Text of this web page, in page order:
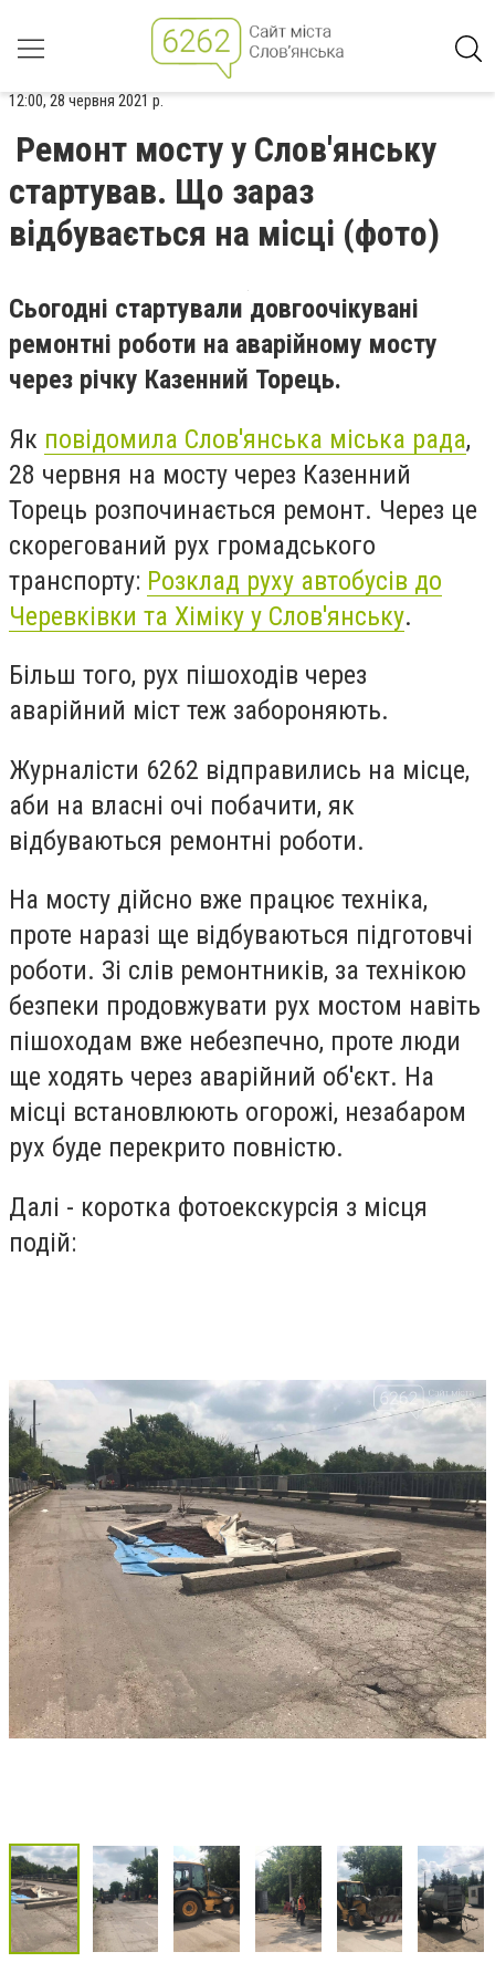
12:00, 28 червня 2021 р.
Ремонт мосту у Слов'янську
стартував. Що зараз
відбувається на місці (фото)
Сьогодні стартували довгоочікувані
ремонтні роботи на аварійному мосту
через річку Казенний Торець.
Як повідомила Слов'янська міська рада,
28 червня на мосту через Казенний
Торець розпочинається ремонт. Через це
скорегований рух громадського
транспорту: Розклад руху автобусів до
Черевківки та Хіміку у Слов'янську.
Більш того, рух пішоходів через
аварійний міст теж забороняють.
Журналісти 6262 відправились на місце,
аби на власні очі побачити, як
відбуваються ремонтні роботи.
На мосту дійсно вже працює техніка,
проте наразі ще відбуваються підготовчі
роботи. Зі слів ремонтників, за технікою
безпеки продовжувати рух мостом навіть
пішоходам вже небезпечно, проте люди
ще ходять через аварійний об'єкт. На
місці встановлюють огорожі, незабаром
рух буде перекрито повністю.
Далі - коротка фотоекскурсія з місця
подій: